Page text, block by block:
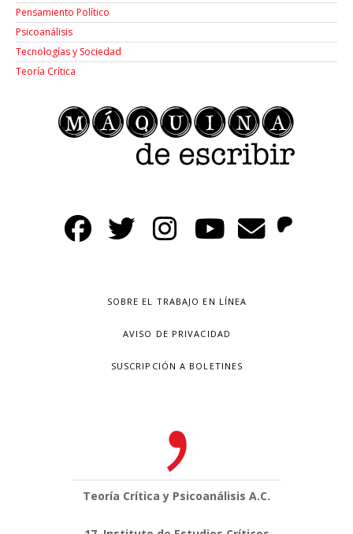
Pensamiento Político
Psicoanálisis
Tecnologías y Sociedad
Teoría Crítica
SOBRE EL TRABAJO EN LÍNEA
AVISO DE PRIVACIDAD
SUSCRIPCIÓN A BOLETINES
Teoría Crítica y Psicoanálisis A.C.